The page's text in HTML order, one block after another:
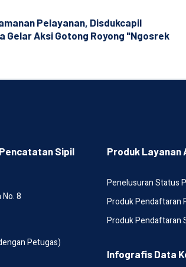
Pelayanan, Disdukcapil
Gelar Aksi Gotong Royong "Ngosrek
Sipil
8
Petugas)
Produk Layanan
Penelusuran Status
Produk Pendaftaran
Produk Pendaftaran
Infografis Data